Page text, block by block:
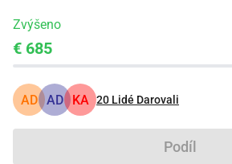
Zvýšeno
€ 685
AD AD KA 20 Lidé Darovali
Podíl